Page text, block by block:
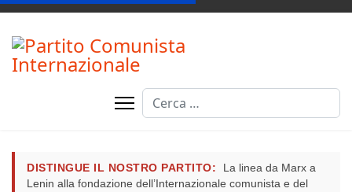
Cerca
DISTINGUE IL NOSTRO PARTITO:
La linea da Marx a
Lenin alla fondazione dell’Internazionale comunista e del